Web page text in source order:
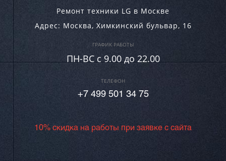
Ремонт техники LG в Москве
Адрес: Москва, Химкинский бульвар, 16
ГРАФИК РАБОТЫ
ПН-ВC c 9.00 до 22.00
ТЕЛЕФОН
+7 499 501 34 75
10% скидка на работы при заявке с сайта